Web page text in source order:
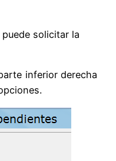
solicitar la
inferior derecha